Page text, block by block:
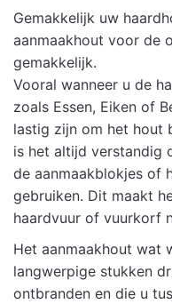
Gemakkelijk uw
aanmaakhout voor de
gemakkelijk.
Vooral wanneer u de
zoals Essen, Eiken of
lastig zijn om het hout
is het altijd verstandig
de aanmaakblokjes of
gebruiken. Dit maakt
haardvuur of vuurkorf
Het aanmaakhout wat
langwerpige stukken
ontbranden en die u
Weight 8 kg